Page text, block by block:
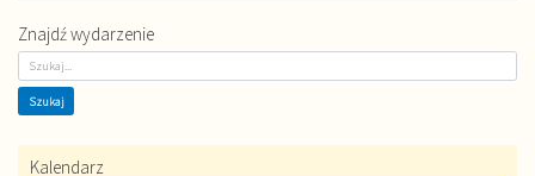
Znajdź wydarzenie
Kalendarz